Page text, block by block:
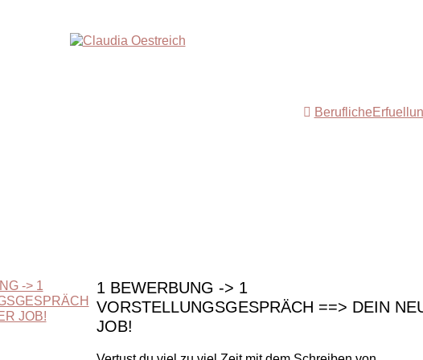
1 BEWERBUNG -> 1
VORSTELLUNGSGESPRÄCH ==> DEIN
JOB!